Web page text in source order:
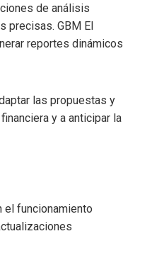
de análisis
precisas. GBM El
reportes dinámicos
las propuestas y
y a anticipar la
el funcionamiento